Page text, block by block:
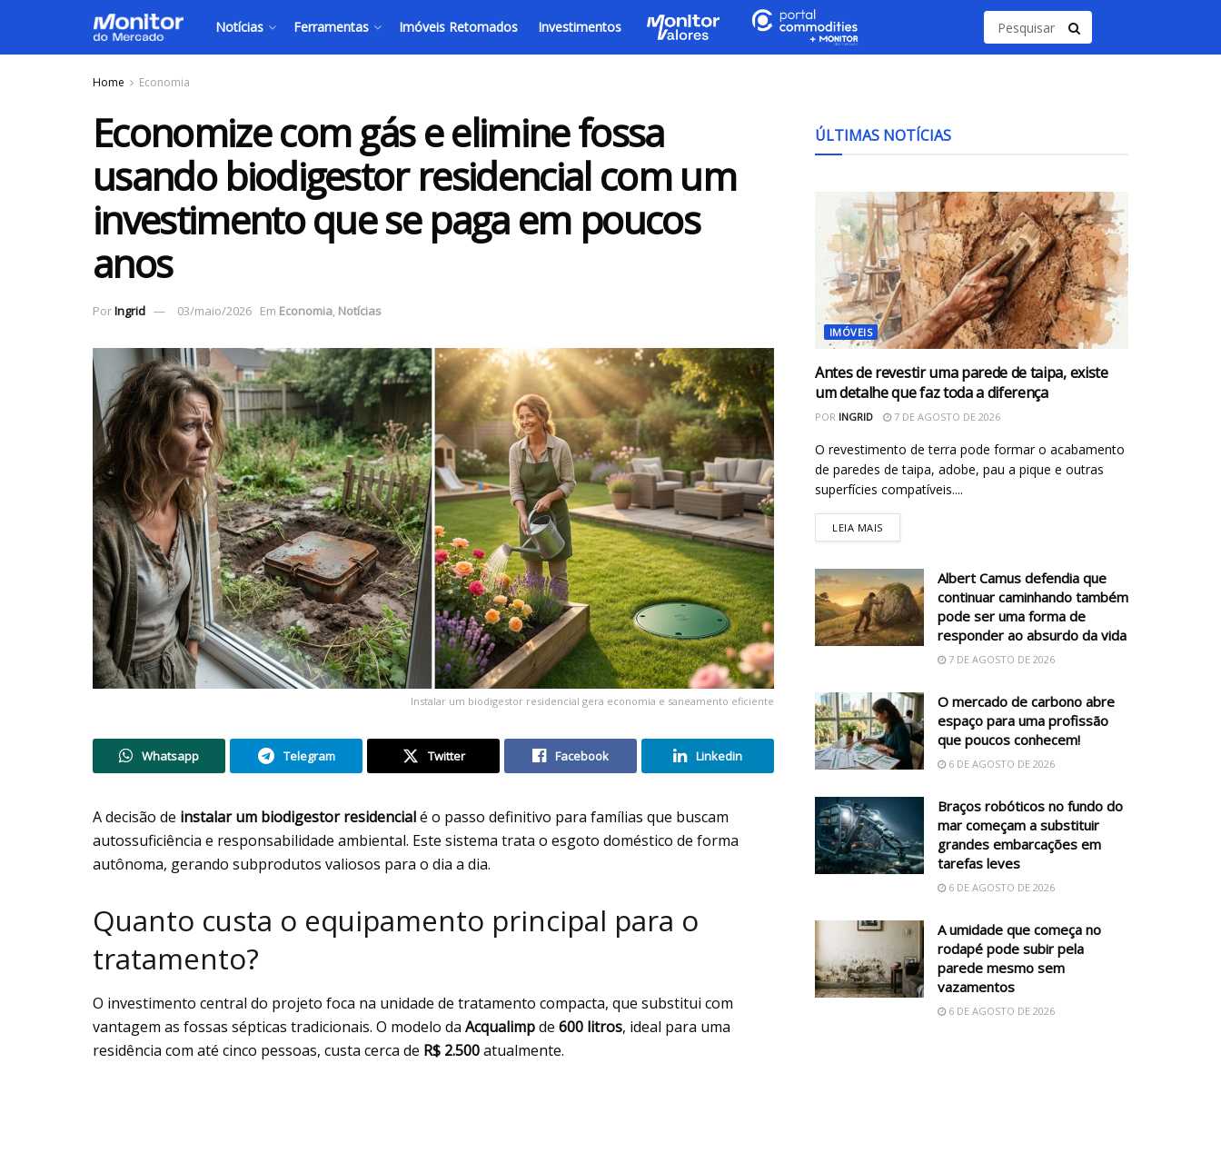
Notícias Ferramentas Imóveis Retomados Investimentos
Home Economia
Economize com gás e elimine fossa
usando biodigestor residencial com um
investimento que se paga em poucos
anos
PorIngrid 03/maio/2026 Em Economia, Notícias
Instalar um biodigestor residencial gera economia e saneamento eficiente
Whatsapp Telegram Twitter Facebook Linkedin
A decisão de instalar um biodigestor residencialé o passo definitivo para famílias que buscam
autossuficiência e responsabilidade ambiental. Este sistema trata o esgoto doméstico de forma
autônoma, gerando subprodutos valiosos para o dia a dia.
Quanto custa o equipamento principal para o
tratamento?
O investimento central do projeto foca na unidade de tratamento compacta, que substitui com
vantagem as fossas sépticas tradicionais. O modelo da Acqualimpde 600 litros, ideal para uma
residência com até cinco pessoas, custa cerca de R$ 2.500atualmente.
ÚLTIMAS NOTÍCIAS
IMÓVEIS
Antes de revestir uma parede de taipa, existe
um detalhe que faz toda a diferença
POR INGRID 7 DE AGOSTO DE 2026
O revestimento de terra pode formar o acabamento
de paredes de taipa, adobe, pau a pique e outras
superfícies compatíveis....
LEIA MAIS
Albert Camus defendia que
continuar caminhando também
pode ser uma forma de
responder ao absurdo da vida
7 DE AGOSTO DE 2026
O mercado de carbono abre
espaço para uma profissão
que poucos conhecem!
6 DE AGOSTO DE 2026
Braços robóticos no fundo do
mar começam a substituir
grandes embarcações em
tarefas leves
6 DE AGOSTO DE 2026
A umidade que começa no
rodapé pode subir pela
parede mesmo sem
vazamentos
6 DE AGOSTO DE 2026